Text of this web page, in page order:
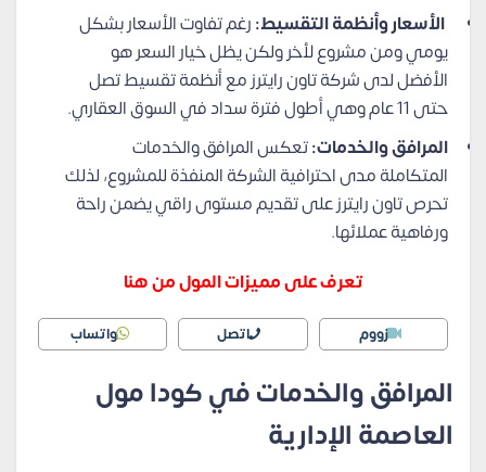
الأسعار وأنظمة التقسيط:رغم تفاوت الأسعار بشكل
يومي ومن مشروع لأخر ولكن يظل خيار السعر هو
الأفضل لدى شركة تاون رايترز مع أنظمة تقسيط تصل
حتى 11 عام وهي أطول فترة سداد في السوق العقاري.
المرافق والخدمات:تعكس المرافق والخدمات
المتكاملة مدى احترافية الشركة المنفذة للمشروع، لذلك
تحرص تاون رايترز على تقديم مستوى راقي يضمن راحة
ورفاهية عملائها.
تعرف على مميزات المول من هنا
زووم اتصل واتساب
المرافق والخدمات في كودا مول
العاصمة الإدارية